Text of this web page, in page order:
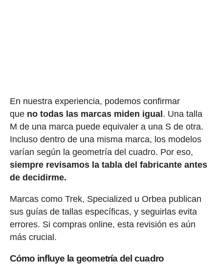
En nuestra experiencia, podemos confirmar
que no todas las marcas miden igual. Una talla
M de una marca puede equivaler a una S de otra.
Incluso dentro de una misma marca, los modelos
varían según la geometría del cuadro. Por eso,
siempre revisamos la tabla del fabricante antes
de decidirme.
Marcas como Trek, Specialized u Orbea publican
sus guías de tallas específicas, y seguirlas evita
errores. Si compras online, esta revisión es aún
más crucial.
Cómo influye la geometría del cuadro